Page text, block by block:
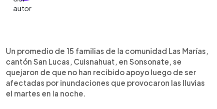
Escuchar artículo
Un promedio de 15 familias de la comunidad Las Marías,
cantón San Lucas, Cuisnahuat, en Sonsonate, se
quejaron de que no han recibido apoyo luego de ser
afectadas por inundaciones que provocaron las lluvias
el martes en la noche.